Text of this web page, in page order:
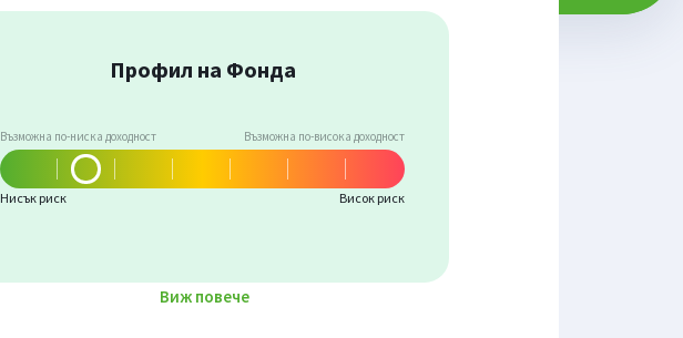
Профил на Фонда
Възможна по-ниска доходност Възможна по-висока доходност
Нисък риск Висок риск
Виж повече